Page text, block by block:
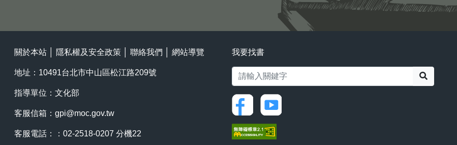
關於本站 隱私權及安全政策 聯絡我們 網站導覽
地址：10491台北市中山區松江路209號
指導單位：文化部
客服信箱： gpi@moc.gov.tw
客服電話：：02-2518-0207 分機22
我要找書